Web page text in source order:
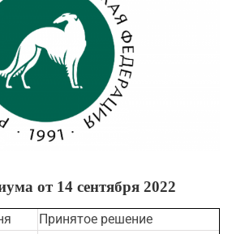
от 14 сентября 2022
Принятое решение